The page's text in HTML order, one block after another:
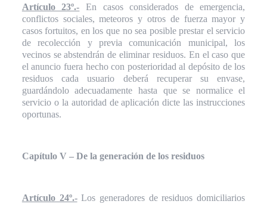
Artículo 23º.- En casos considerados de emergencia,
conflictos sociales, meteoros y otros de fuerza mayor y
casos fortuitos, en los que no sea posible prestar el servicio
de recolección y previa comunicación municipal, los
vecinos se abstendrán de eliminar residuos. En el caso que
el anuncio fuera hecho con posterioridad al depósito de los
residuos cada usuario deberá recuperar su envase,
guardándolo adecuadamente hasta que se normalice el
servicio o la autoridad de aplicación dicte las instrucciones
oportunas.
Capítulo V – De la generación de los residuos
Artículo 24º.-Los generadores de residuos domiciliarios